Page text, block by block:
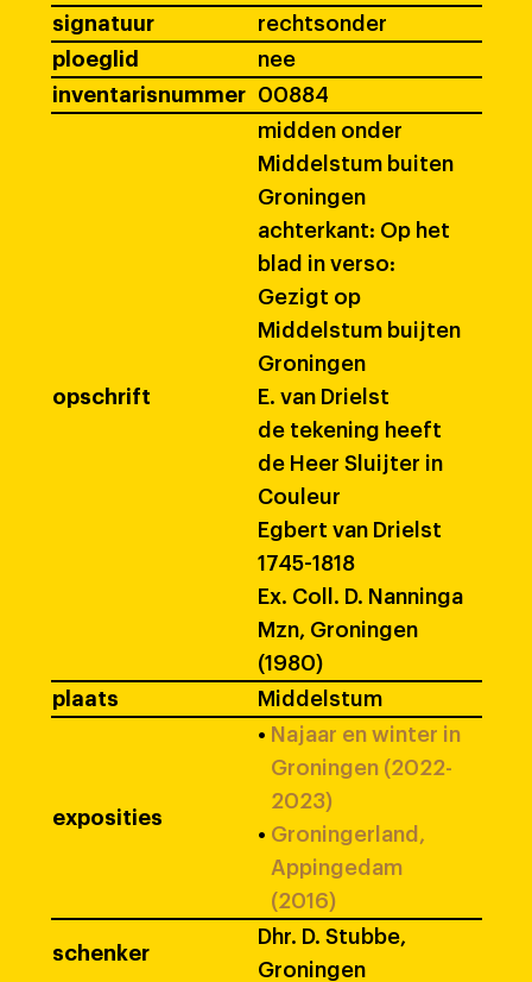
signatuur
rechtsonder
ploeglid
nee
inventarisnummer
00884
opschrift
midden onder
Middelstum buiten
Groningen
achterkant: Op het
blad in verso:
Gezigt op
Middelstum buijten
Groningen
E. van Drielst
de tekening heeft
de Heer Sluijter in
Couleur
Egbert van Drielst
1745-1818
Ex. Coll. D. Nanninga
Mzn, Groningen
(1980)
plaats
Middelstum
exposities
• Najaar en winter in
Groningen (2022-
2023)
• Groningerland,
Appingedam
(2016)
schenker
Dhr. D. Stubbe,
Groningen